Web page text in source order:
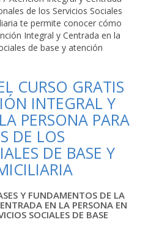
de los Servicios Sociales
te permite conocer cómo
Integral y Centrada en la
de base y atención
CURSO GRATIS
INTEGRAL Y
PERSONA PARA
DE LOS
DE BASE Y
Y FUNDAMENTOS DE LA
EN LA PERSONA EN
SOCIALES DE BASE